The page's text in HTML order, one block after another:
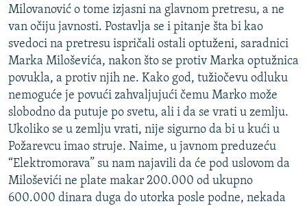
Milovanović o tome izjasni na glavnom pretresu, a ne
van očiju javnosti. Postavlja se i pitanje šta bi kao
svedoci na pretresu ispričali ostali optuženi, saradnici
Marka Miloševića, nakon što se protiv Marka optužnica
povukla, a protiv njih ne. Kako god, tužiočevu odluku
nemoguće je povući zahvaljujući čemu Marko može
slobodno da putuje po svetu, ali i da se vrati u zemlju.
Ukoliko se u zemlju vrati, nije sigurno da bi u kući u
Požarevcu imao struje. Naime, u javnom preduzeću
“Elektromorava” su nam najavili da će pod uslovom da
Miloševići ne plate makar 200.000 od ukupno
600.000 dinara duga do utorka posle podne, nekada